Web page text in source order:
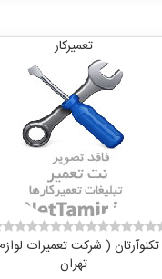
تعمیرکار
تکنوآرتان ( شرکت تعمیرات لوازم )
تهران